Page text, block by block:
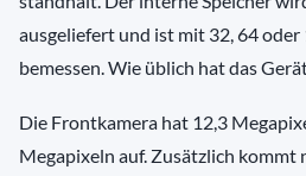
ausgeliefert und ist mit 32, 64
bemessen. Wie üblich hat das
Die Frontkamera hat 12,3
Megapixeln auf. Zusätzlich kommt